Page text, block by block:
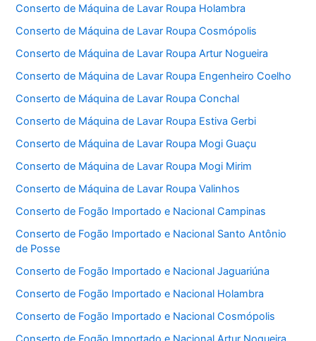
Conserto de Máquina de Lavar Roupa Holambra
Conserto de Máquina de Lavar Roupa Cosmópolis
Conserto de Máquina de Lavar Roupa Artur Nogueira
Conserto de Máquina de Lavar Roupa Engenheiro Coelho
Conserto de Máquina de Lavar Roupa Conchal
Conserto de Máquina de Lavar Roupa Estiva Gerbi
Conserto de Máquina de Lavar Roupa Mogi Guaçu
Conserto de Máquina de Lavar Roupa Mogi Mirim
Conserto de Máquina de Lavar Roupa Valinhos
Conserto de Fogão Importado e Nacional Campinas
Conserto de Fogão Importado e Nacional Santo Antônio
de Posse
Conserto de Fogão Importado e Nacional Jaguariúna
Conserto de Fogão Importado e Nacional Holambra
Conserto de Fogão Importado e Nacional Cosmópolis